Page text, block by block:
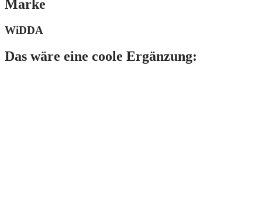
Marke
WiDDA
Das wäre eine coole Ergänzung: